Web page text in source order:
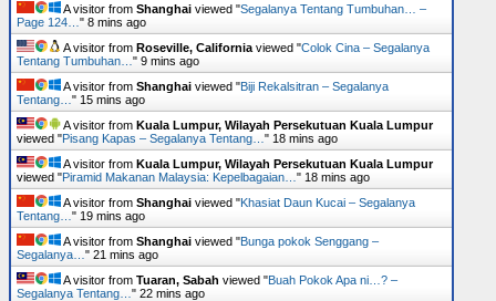
A visitor from Shanghai viewed "Segalanya Tentang Tumbuhan… –
Page 124… " 8 mins ago
A visitor from Roseville, California viewed "Colok Cina – Segalanya
Tentang Tumbuhan… " 9 mins ago
A visitor from Shanghai viewed "Biji Rekalsitran – Segalanya
Tentang… " 15 mins ago
A visitor from Kuala Lumpur, Wilayah Persekutuan Kuala Lumpur
viewed "Pisang Kapas – Segalanya Tentang… " 18 mins ago
A visitor from Kuala Lumpur, Wilayah Persekutuan Kuala Lumpur
viewed "Piramid Makanan Malaysia: Kepelbagaian… " 18 mins ago
A visitor from Shanghai viewed "Khasiat Daun Kucai – Segalanya
Tentang… " 20 mins ago
A visitor from Shanghai viewed "Bunga pokok Senggang –
Segalanya… " 21 mins ago
A visitor from Tuaran, Sabah viewed "Buah Pokok Apa ni…? –
Segalanya Tentang… " 22 mins ago